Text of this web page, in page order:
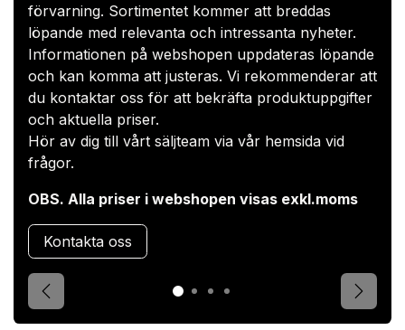
förvarning. Sortimentet kommer att breddas
löpande med relevanta och intressanta nyheter.
Informationen på webshopen uppdateras löpande
och kan komma att justeras. Vi rekommenderar att
du kontaktar oss för att bekräfta produktuppgifter
och aktuella priser.​
Hör av dig till vårt säljteam via vår hemsida vid
frågor.
OBS. Alla priser i webshopen visas exkl.moms
Kontakta oss
Förgående Nästa